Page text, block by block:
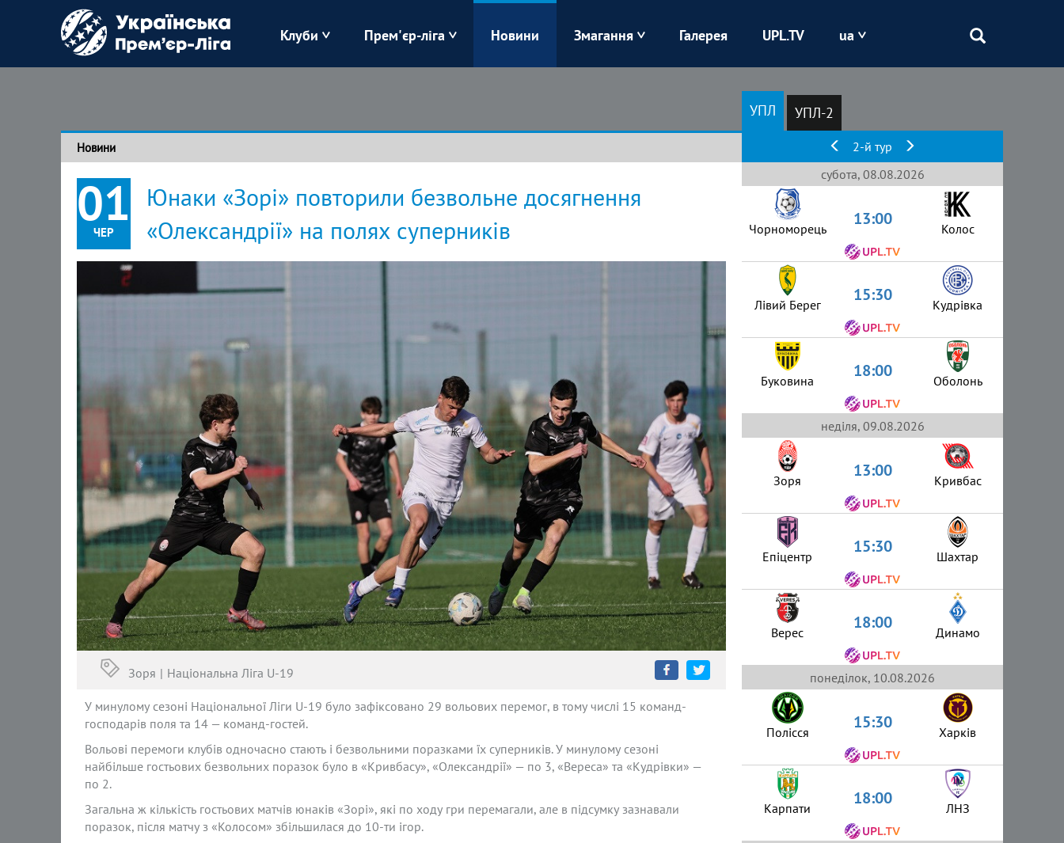
Клуби
Зоря Карпати Колос Кривбас
Кудрівка Оболонь
Полісся
Прем'єр-ліга Новини Змагання Галерея UPL.TV ua
Новини
01
ЧЕР
Юнаки «Зорі» повторили безвольне досягнення
«Олександрії» на полях суперників
Зоря Національна Ліга U-19
У минулому сезоні Національної Ліги U-19 було зафіксовано 29 вольових перемог, в тому числі 15 команд-
господарів поля та 14 — команд-гостей.
Вольові перемоги клубів одночасно стають і безвольними поразками їх суперників. У минулому сезоні
найбільше гостьових безвольних поразок було в «Кривбасу», «Олександрії» — по 3, «Вереса» та «Кудрівки» —
по 2.
Загальна ж кількість гостьових матчів юнаків «Зорі», які по ходу гри перемагали, але в підсумку зазнавали
поразок, після матчу з «Колосом» збільшилася до 10-ти ігор.
УПЛ УПЛ-2
2-й тур
субота, 08.08.2026
Чорноморець 13:00 Колос
Лівий Берег 15:30 Кудрівка
Буковина 18:00 Оболонь
неділя, 09.08.2026
Зоря 13:00 Кривбас
Епіцентр 15:30 Шахтар
Верес 18:00 Динамо
понеділок, 10.08.2026
Полісся 15:30 Харків
Карпати 18:00 ЛНЗ